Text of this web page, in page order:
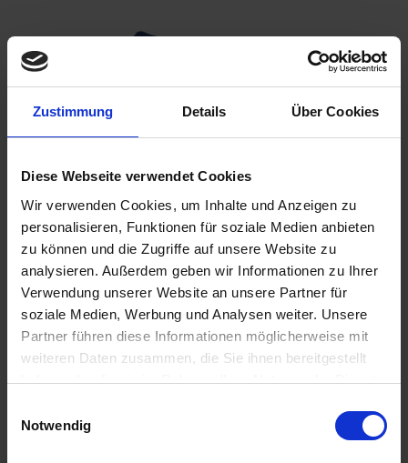
Zustimmung Details Über Cookies
Diese Webseite verwendet Cookies
Wir verwenden Cookies, um Inhalte und Anzeigen zu
personalisieren, Funktionen für soziale Medien anbieten
zu können und die Zugriffe auf unsere Website zu
analysieren. Außerdem geben wir Informationen zu Ihrer
Verwendung unserer Website an unsere Partner für
soziale Medien, Werbung und Analysen weiter. Unsere
Partner führen diese Informationen möglicherweise mit
weiteren Daten zusammen, die Sie ihnen bereitgestellt
haben oder die sie im Rahmen Ihrer Nutzung der Dienste
Cookies, wenn Sie unsere Webseite weiterhin nutzen.
Notwendig
€458.00
Ready to ship today, Delivery time appr. 2-4 workdays within
Germany
Add to shopping cart
Remember Comment
part no.: 5255231
GS riders carrying a oilllion rider more often will be pleased